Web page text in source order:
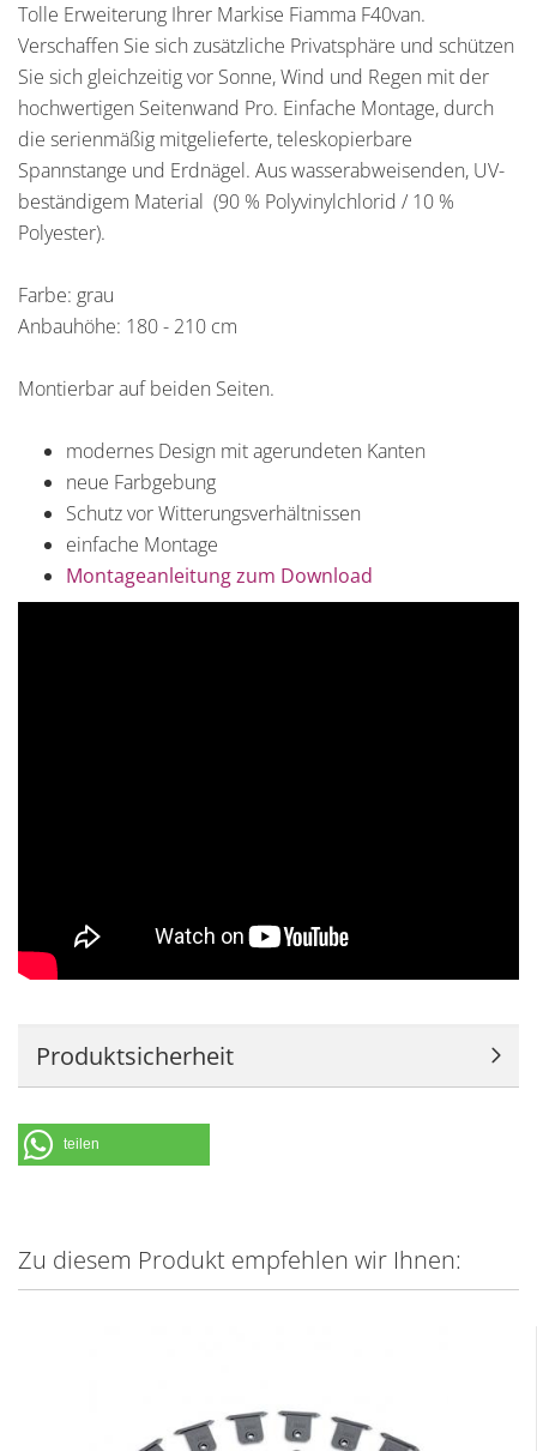
Tolle Erweiterung Ihrer Markise Fiamma F40van.
Verschaffen Sie sich zusätzliche Privatsphäre und schützen
Sie sich gleichzeitig vor Sonne, Wind und Regen mit der
hochwertigen Seitenwand Pro. Einfache Montage, durch
die serienmäßig mitgelieferte, teleskopierbare
Spannstange und Erdnägel. Aus wasserabweisenden, UV-
beständigem Material (90 % Polyvinylchlorid / 10 %
Polyester).
Farbe: grau
Anbauhöhe: 180 - 210 cm
Montierbar auf beiden Seiten.
modernes Design mit agerundeten Kanten
neue Farbgebung
Schutz vor Witterungsverhältnissen
einfache Montage
Montageanleitung zum Download
Produktsicherheit
teilen
Zu diesem Produkt empfehlen wir Ihnen: